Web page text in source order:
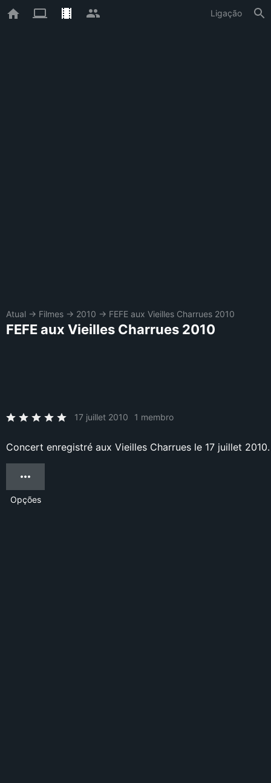
Ligação
Atual → Filmes → 2010 → FEFE aux Vieilles Charrues 2010
FEFE aux Vieilles Charrues 2010
17 juillet 2010 1 membro
Concert enregistré aux Vieilles Charrues le 17 juillet 2010.
Opções